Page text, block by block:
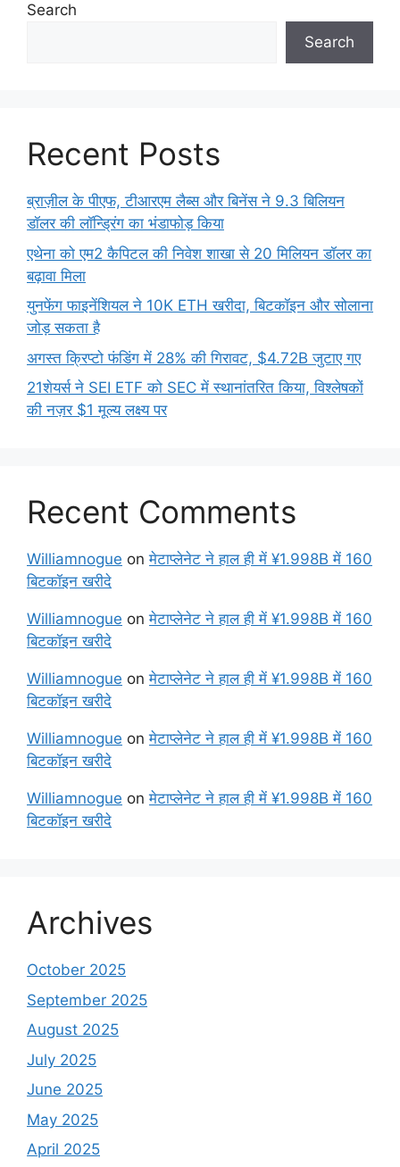
Search
Search
Recent Posts
ब्राज़ील के पीएफ, टीआरएम लैब्स और बिनेंस ने 9.3 बिलियन
डॉलर की लॉन्ड्रिंग का भंडाफोड़ किया
एथेना को एम2 कैपिटल की निवेश शाखा से 20 मिलियन डॉलर का
बढ़ावा मिला
युनफेंग फाइनेंशियल ने 10K ETH खरीदा, बिटकॉइन और सोलाना
जोड़ सकता है
अगस्त क्रिप्टो फंडिंग में 28% की गिरावट, $4.72B जुटाए गए
21शेयर्स ने SEI ETF को SEC में स्थानांतरित किया, विश्लेषकों
की नज़र $1 मूल्य लक्ष्य पर
Recent Comments
Williamnogue onमेटाप्लेनेट ने हाल ही में ¥1.998B में 160
बिटकॉइन खरीदे
Williamnogue onमेटाप्लेनेट ने हाल ही में ¥1.998B में 160
बिटकॉइन खरीदे
Williamnogue onमेटाप्लेनेट ने हाल ही में ¥1.998B में 160
बिटकॉइन खरीदे
Williamnogue onमेटाप्लेनेट ने हाल ही में ¥1.998B में 160
बिटकॉइन खरीदे
Williamnogue onमेटाप्लेनेट ने हाल ही में ¥1.998B में 160
बिटकॉइन खरीदे
Archives
October 2025
September 2025
August 2025
July 2025
June 2025
May 2025
April 2025